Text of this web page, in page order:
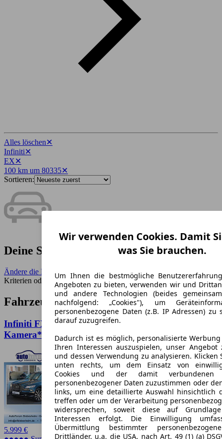
Alles löschen✕
Infiniti✕
EX✕
100 km um 80335✕
Sortieren:
Deine Suche ergab keine Treffer.
Ändere die Filter - Benutze einen größeren Umkreis, weniger
Kriterien oder entferne seltene Merkmale.
Fahrzeuge ähnlich zur Suche:
Infiniti FX 3.5 V6 FX35 Leder*R-
Kamera*Schiebedach*Xenon
5.999 €
Wir verwenden Cookies. Damit
was Sie brauchen.
Um Ihnen die bestmögliche
Angeboten zu bieten, verwenden wir und
und andere Technologien (beides
nachfolgend: „Cookies"), um
personenbezogene Daten (z.B. IP Adressen) zu
darauf zuzugreifen.
Dadurch ist es möglich, personalisierte
Ihren Interessen auszuspielen, unser Angebot
und dessen Verwendung zu analysieren. Klicken
unten rechts, um dem Einsatz von
Cookies und der damit verbundenen
personenbezogener Daten zuzustimmen oder
links, um eine detaillierte Auswahl hinsichtlich
treffen oder um der Verarbeitung
widersprechen, soweit diese auf
Interessen erfolgt. Die Einwilligung
Übermittlung bestimmter
Drittländer, u.a. die USA, nach Art. 49 (1) (a)